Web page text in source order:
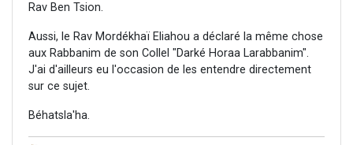
Rav Ben Tsion.
Aussi, le Rav Mordékhaï Eliahou a déclaré la même chose
aux Rabbanim de son Collel "Darké Horaa Larabbanim".
J'ai d'ailleurs eu l'occasion de les entendre directement
sur ce sujet.
Béhatsla'ha.